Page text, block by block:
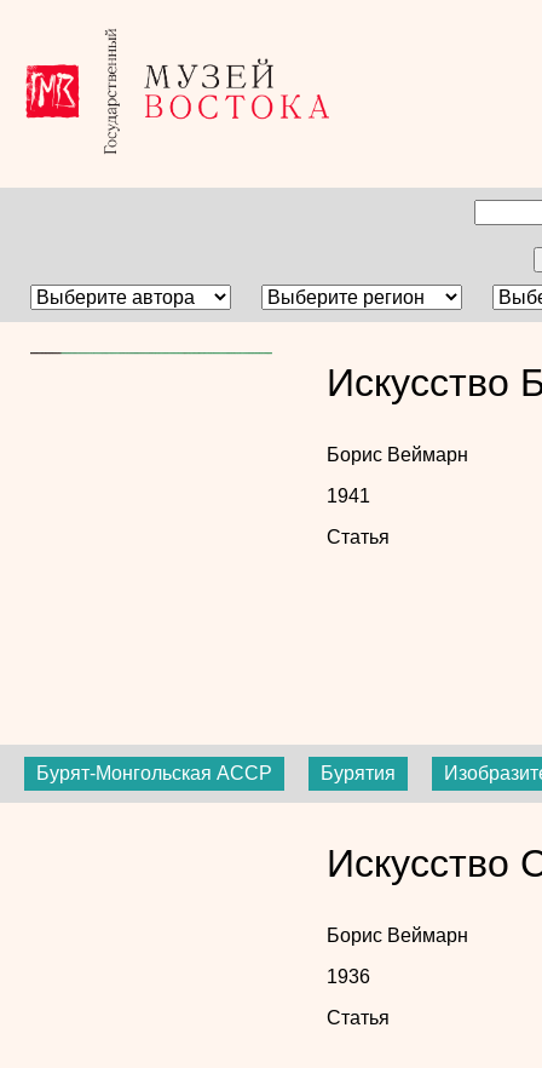
Искусство
Борис Веймарн
1941
Статья
Бурят-Монгольская АССР Бурятия
Искусство
Борис Веймарн
1936
Статья